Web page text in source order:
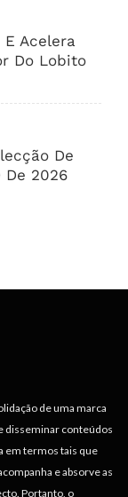
Acelera
Do Lobito
De
De 2026
de uma marca
disseminar conteúdos
em termos tais que
e absorve as
Portanto, o